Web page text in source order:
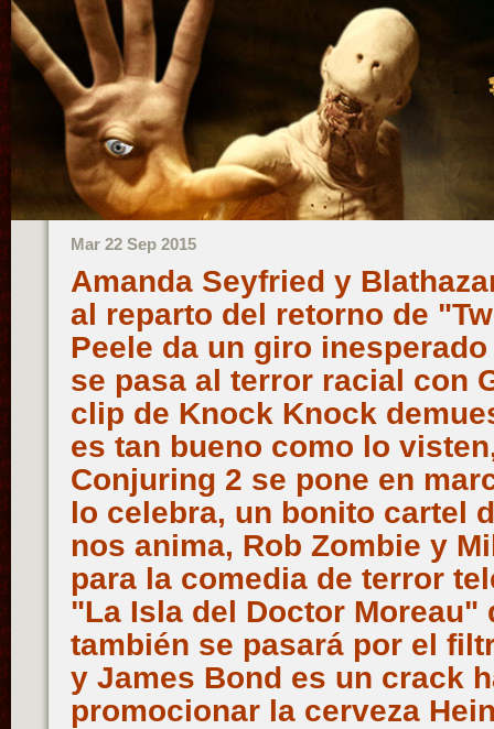
Mar 22 Sep 2015
Amanda Seyfried y
al reparto del retorno de
Peele da un giro
se pasa al terror racial con
clip de Knock Knock
es tan bueno como lo
Conjuring 2 se pone en
lo celebra, un bonito cartel
nos anima, Rob Zombie y
para la comedia de terror
"La Isla del Doctor Moreau"
también se pasará por el
y James Bond es un crack
promocionar la cerveza